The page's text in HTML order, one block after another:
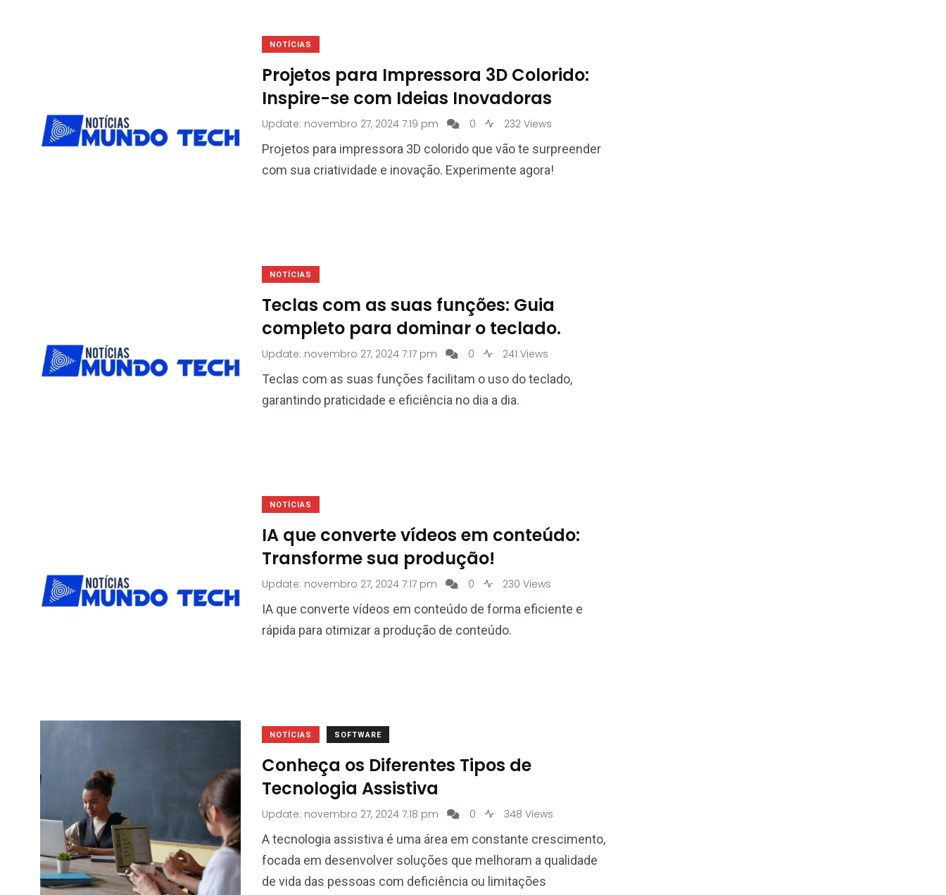
NOTÍCIAS
Projetos para Impressora 3D Colorido:
Inspire-se com Ideias Inovadoras
Update: novembro 27, 2024 7:19 pm 0 232 Views
Projetos para impressora 3D colorido que vão te surpreender
com sua criatividade e inovação. Experimente agora!
NOTÍCIAS
Teclas com as suas funções: Guia
completo para dominar o teclado.
Update: novembro 27, 2024 7:17 pm 0 241 Views
Teclas com as suas funções facilitam o uso do teclado,
garantindo praticidade e eficiência no dia a dia.
NOTÍCIAS
IA que converte vídeos em conteúdo:
Transforme sua produção!
Update: novembro 27, 2024 7:17 pm 0 230 Views
IA que converte vídeos em conteúdo de forma eficiente e
rápida para otimizar a produção de conteúdo.
NOTÍCIAS SOFTWARE
Conheça os Diferentes Tipos de
Tecnologia Assistiva
Update: novembro 27, 2024 7:18 pm 0 348 Views
A tecnologia assistiva é uma área em constante crescimento,
focada em desenvolver soluções que melhoram a qualidade
de vida das pessoas com deficiência ou limitações